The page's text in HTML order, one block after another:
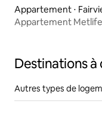
Appartement ⋅
Appartement
Destinations
Autres types de